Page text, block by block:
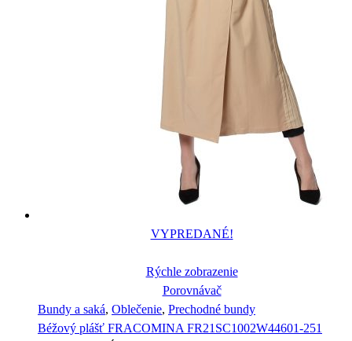
VYPREDANÉ!
Rýchle zobrazenie
Porovnávač
Bundy a saká, Oblečenie, Prechodné bundy
Béžový plášť FRACOMINA FR21SC1002W44601-251